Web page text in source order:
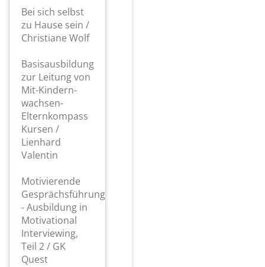
Bei sich selbst
zu Hause sein /
Christiane Wolf
Basisausbildung
zur Leitung von
Mit-Kindern-
wachsen-
Elternkompass
Kursen /
Lienhard
Valentin
Motivierende
Gesprächsführung
- Ausbildung in
Motivational
Interviewing,
Teil 2 / GK
Quest